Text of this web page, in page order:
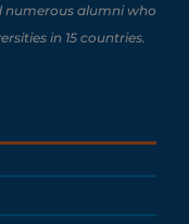
Study
numerous alumni who
in 15 countries.